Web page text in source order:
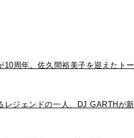
周年。佐久間裕美子を迎えたト
ジェンドの一人、DJ GARTHが